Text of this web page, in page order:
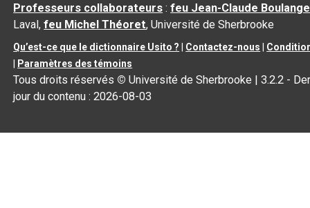
Professeurs collaborateurs :feu Jean-Claude
Laval,feu Michel Théoret, Université de Sherbrooke
Qu’est-ce que le dictionnaire Usito ? Contactez-nous
Paramètres des témoins
Tous droits réservés © Université de Sherbrooke |3.2.2 -
jour du contenu :2026-08-03